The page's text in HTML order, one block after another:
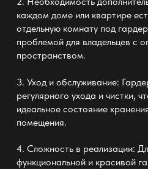
каждом доме или квартире
отдельную комнату под
проблемой для владельцев с
пространством.
3. Уход и обслуживание:
регулярного ухода и чистки,
идеальное состояние
помещения.
4. Сложность в реализации:
функциональной и красивой